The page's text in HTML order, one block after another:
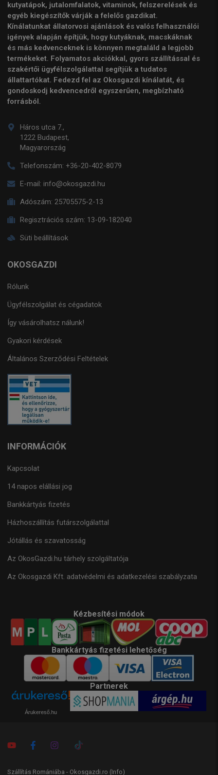
kutyatápok, jutalomfalatok, vitaminok, felszerelések és
egyéb kiegészítők várják a felelős gazdikat.
Kínálatunkat állatorvosi ajánlások és valós felhasználói
igények alapján építjük, hogy kutyáknak, macskáknak
és más kedvenceknek is könnyen megtaláld a legjobb
termékeket. Folyamatos akciókkal, gyors szállítással és
szakértői ügyfélszolgálattal segítjük a tudatos
állattartókat. Fedezd fel az Okosgazdi kínálatát, és
gondoskodj kedvencedről egyszerűen, megbízható
forrásból.
Háros utca 7.,
1222 Budapest,
Magyarország
Telefonszám: +36-20-402-8079
E-mail: info@okosgazdi.hu
Adószám: 25705575-2-13
Regisztrációs szám: 13-09-182040
Süti beállítások
OKOSGAZDI
Rólunk
Ügyfélszolgálat és cégadatok
Így vásárolhatsz nálunk!
Gyakori kérdések
Általános Szerződési Feltételek
INFORMÁCIÓK
Kapcsolat
14 napos elállási jog
Bankkártyás fizetés
Házhoszállítás futárszolgálattal
Jótállás és szavatosság
Az OkosGazdi.hu tárhely szolgáltatója
Az Okosgazdi Kft. adatvédelmi és adatkezelési szabályzata
Kézbesítési módok
Bankkártyás fizetési lehetőség
Partnerek
Árukereső.hu
Szállítás Romániába - Okosgazdi.ro (Info)